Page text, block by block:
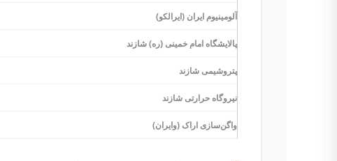
آلومینیوم ایران (ایرالکو)
پالایشگاه امام خمینی (ره) شازند
پتروشیمی شازند
نیروگاه حرارتی شازند
واگن‌سازی اراک (وایران)